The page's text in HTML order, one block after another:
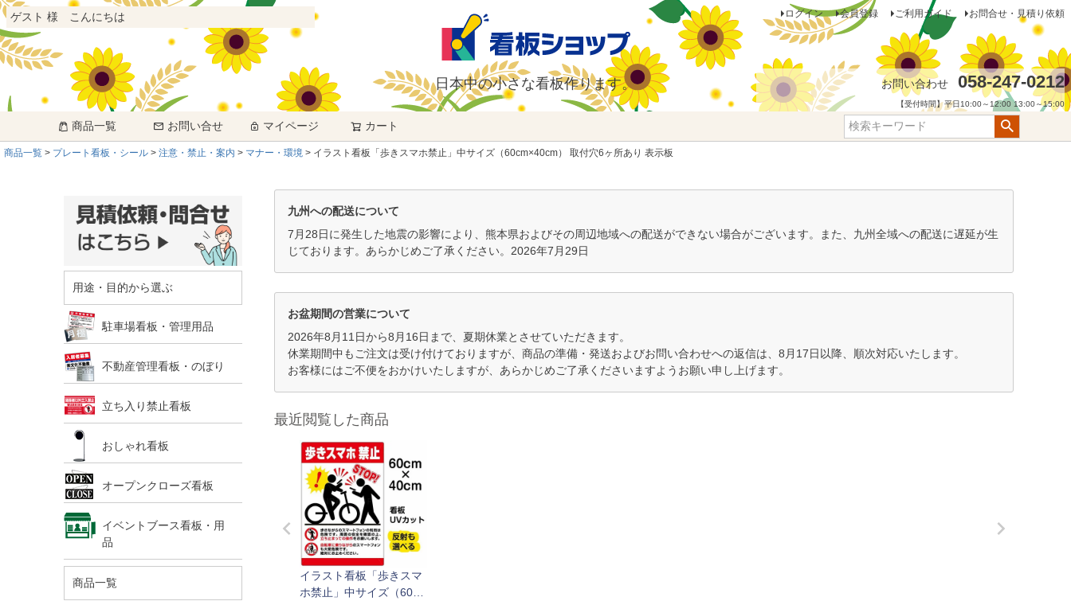
ゲスト 様 こんにちは
日本中の小さな看板作ります。
ログイン 会員登録 ご利用ガイド お問合せ・見積り依頼
お問い合わせ 058-247-0212
【受付時間】平日10:00～12:00 13:00～15:00
商品一覧 お問い合せ マイページ カート
商品一覧 プレート看板・シール 注意・禁止・案内 マナー・環境 イラスト看板「歩きスマホ禁止」中サイズ（60cm×40cm） 取付穴6ヶ所あり 表示板
用途・目的から選ぶ
駐車場看板・管理用品
不動産管理看板・のぼり
立ち入り禁止看板
おしゃれ看板
オープンクローズ看板
イベントブース看板・用
品
商品一覧
九州への配送について
7月28日に発生した地震の影響により、熊本県およびその周辺地域への配送ができない場合がございます。また、九州全域への配送に遅延が生
じております。あらかじめご了承ください。2026年7月29日
お盆期間の営業について
2026年8月11日から8月16日まで、夏期休業とさせていただきます。
休業期間中もご注文は受け付けておりますが、商品の準備・発送およびお問い合わせへの返信は、8月17日以降、順次対応いたします。
お客様にはご不便をおかけいたしますが、あらかじめご了承くださいますようお願い申し上げます。
最近閲覧した商品
イラスト看板「歩きスマ
ホ禁止」中サイズ（60c